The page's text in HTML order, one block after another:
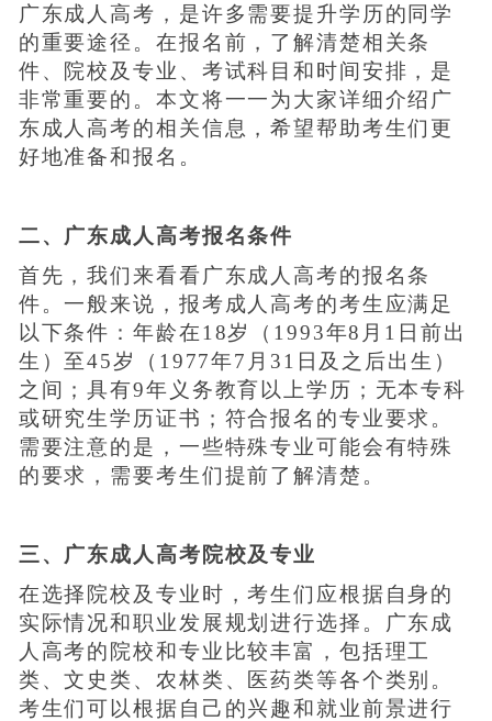
广东成人高考，是许多需要提升学历的同学
的重要途径。在报名前，了解清楚相关条
件、院校及专业、考试科目和时间安排，是
非常重要的。本文将一一为大家详细介绍广
东成人高考的相关信息，希望帮助考生们更
好地准备和报名。
二、广东成人高考报名条件
首先，我们来看看广东成人高考的报名条
件。一般来说，报考成人高考的考生应满足
以下条件：年龄在18岁（1993年8月1日前出
生）至45岁（1977年7月31日及之后出生）
之间；具有9年义务教育以上学历；无本专科
或研究生学历证书；符合报名的专业要求。
需要注意的是，一些特殊专业可能会有特殊
的要求，需要考生们提前了解清楚。
三、广东成人高考院校及专业
在选择院校及专业时，考生们应根据自身的
实际情况和职业发展规划进行选择。广东成
人高考的院校和专业比较丰富，包括理工
类、文史类、农林类、医药类等各个类别。
考生们可以根据自己的兴趣和就业前景进行